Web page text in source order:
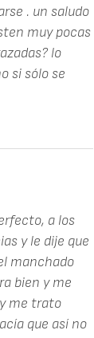
. un saludo
muy pocas
lo
si sólo se
a los
y le dije que
manchado
bien y me
me trato
que así no